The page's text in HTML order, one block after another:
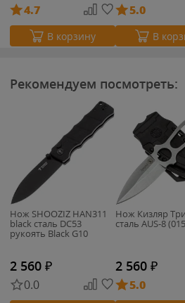
4.7
В корзину
5.0
В
Рекомендуем посмотреть:
Нож SHOOZIZ HAN311
black сталь DC53
рукоять Black G10
2 560 ₽
0.0
Нож Кизляр
сталь AUS-8
2 560 ₽
5.0